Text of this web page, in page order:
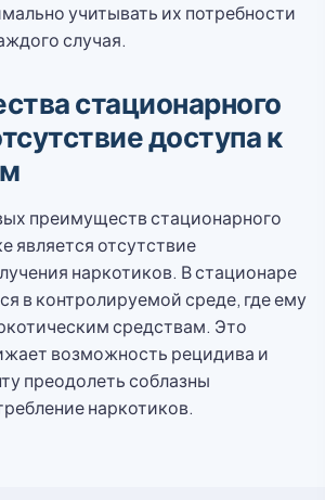
учитывать их потребности
случая.
стационарного
доступа к
преимуществ стационарного
является отсутствие
наркотиков. В стационаре
в контролируемой среде, где ему
средствам. Это
возможность рецидива и
преодолеть соблазны
наркотиков.